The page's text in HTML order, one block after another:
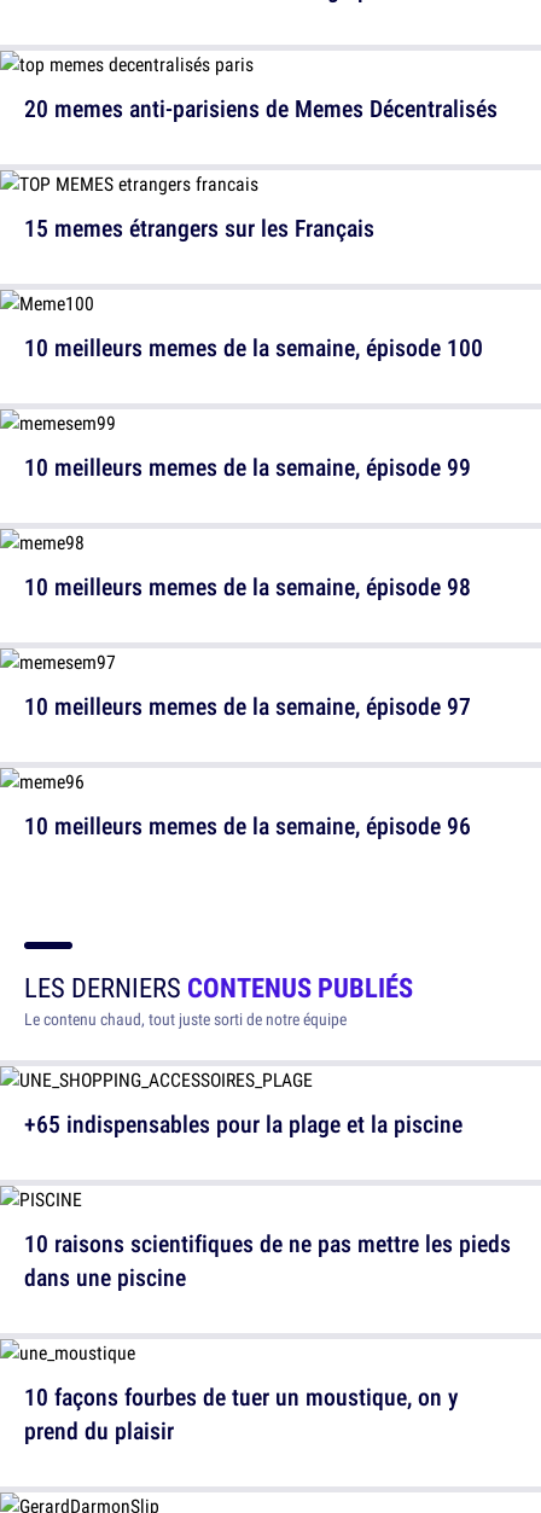
20 memes anti-parisiens de Memes Décentralisés
10 meilleurs memes de la semaine, épisode 100
10 meilleurs memes de la semaine, épisode 98
10 meilleurs memes de la semaine, épisode 96
15 memes étrangers sur les Français
10 meilleurs memes de la semaine, épisode 99
10 meilleurs memes de la semaine, épisode 97
LES DERNIERS CONTENUS PUBLIÉS
Le contenu chaud, tout juste sorti de notre équipe
+65 indispensables pour la plage et la piscine
10 façons fourbes de tuer un moustique, on y
prend du plaisir
10 raisons scientifiques de ne pas mettre les pieds
dans une piscine